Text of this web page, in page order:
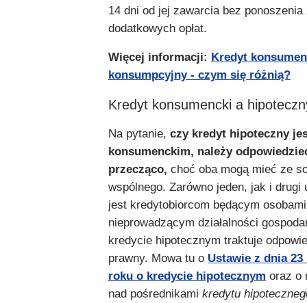
14 dni od jej zawarcia bez ponoszenia
dodatkowych opłat.
Więcej informacji: Kredyt
konsumpcyjny - czym się różnią?
Kredyt konsumencki a
Na pytanie, czy kredyt hipoteczny
konsumenckim, należy
przecząco, choć oba mogą mieć ze
wspólnego. Zarówno jeden, jak i drugi
jest kredytobiorcom będącym
nieprowadzącym działalności
kredycie hipotecznym traktuje
prawny. Mowa tu o Ustawie z dnia 23
roku o kredycie hipotecznym oraz o
nad pośrednikami kredytu